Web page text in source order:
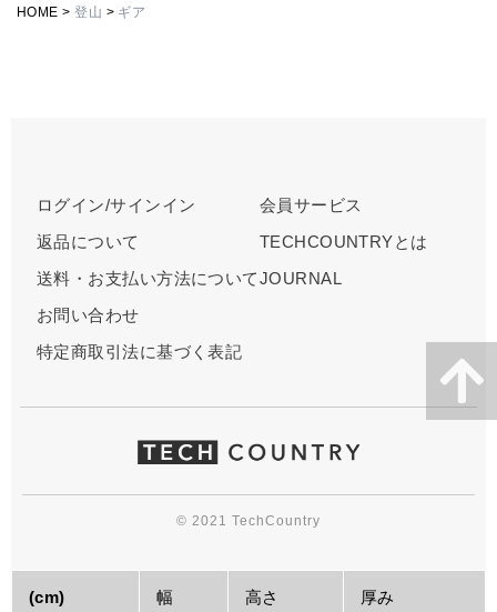
HOME 登山 ギア
ログイン/サインイン
返品について
送料・お支払い方法について
お問い合わせ
特定商取引法に基づく表記
会員サービス
TECHCOUNTRYとは
JOURNAL
© 2021 TechCountry
(cm) 幅 高さ 厚み